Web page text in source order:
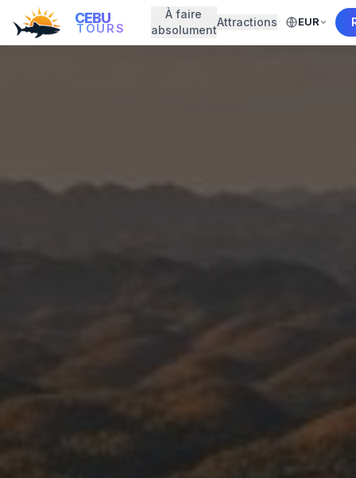
CEBU
TOURS
À faire
absolument
Attractions EUR